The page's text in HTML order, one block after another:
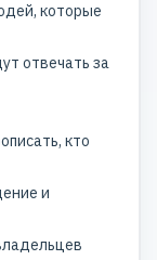
которые
отвечать за
кто
и